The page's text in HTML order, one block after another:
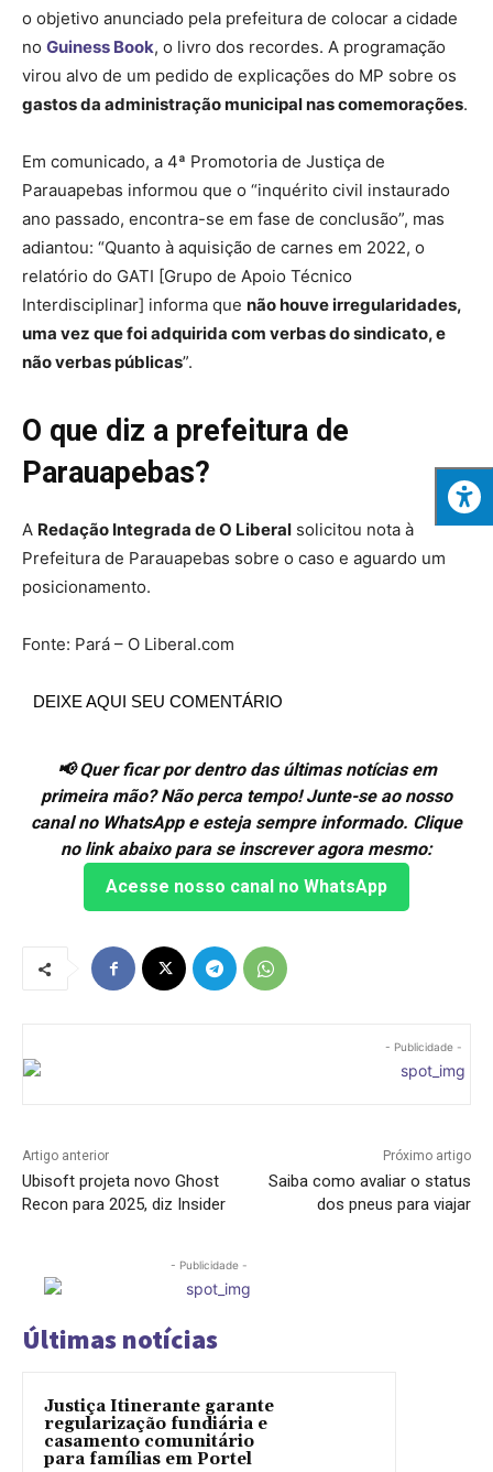
o objetivo anunciado pela prefeitura de colocar a cidade
no Guiness Book, o livro dos recordes. A programação
virou alvo de um pedido de explicações do MP sobre os
gastos da administração municipal nas comemorações.
Em comunicado, a 4ª Promotoria de Justiça de
Parauapebas informou que o “inquérito civil instaurado
ano passado, encontra-se em fase de conclusão”, mas
adiantou: “Quanto à aquisição de carnes em 2022, o
relatório do GATI [Grupo de Apoio Técnico
Interdisciplinar] informa que não houve irregularidades,
uma vez que foi adquirida com verbas do sindicato, e
não verbas públicas”.
O que diz a prefeitura de
Parauapebas?
A Redação Integrada de O Liberal solicitou nota à
Prefeitura de Parauapebas sobre o caso e aguardo um
posicionamento.
Fonte: Pará – O Liberal.com
DEIXE AQUI SEU COMENTÁRIO
📢 Quer ficar por dentro das últimas notícias em
primeira mão? Não perca tempo! Junte-se ao nosso
canal no WhatsApp e esteja sempre informado. Clique
no link abaixo para se inscrever agora mesmo:
Acesse nosso canal no WhatsApp
- Publicidade -
Artigo anterior
Ubisoft projeta novo Ghost
Recon para 2025, diz Insider
Próximo artigo
Saiba como avaliar o status
dos pneus para viajar
- Publicidade -
Últimas notícias
Justiça Itinerante garante
regularização fundiária e
casamento comunitário
para famílias em Portel